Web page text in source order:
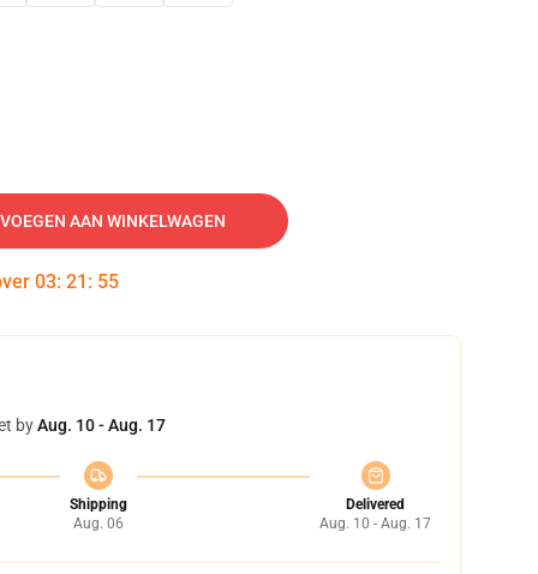
AAN WINKELWAGEN
03: 21 : 54
byAug. 10 - Aug. 17
Shipping
Aug. 06
Delivered
Aug. 10 - Aug. 17